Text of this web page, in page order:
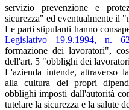
servizio prevenzione e
sicurezza" ed eventualmente il
Le parti stipulanti hanno
Legislativo 19.9.1994, n.
formazione dei lavoratori",
dell'art. 5 "obblighi dei
L'azienda intende, attraverso
alla cultura dei propri
obblighi imposti dall'autorità
tutelare la sicurezza e la salute